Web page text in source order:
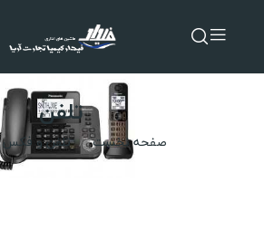
تلفن
صفحه نخست تلفن و فکس